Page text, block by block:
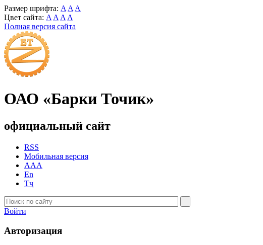
Размер шрифта: A A A
Цвет сайта: A A A A
Полная версия сайта
ОАО «Барки Точик»
официальный сайт
RSS
Мобильная версия
AAA
En
Тҷ
Войти
Авторизация